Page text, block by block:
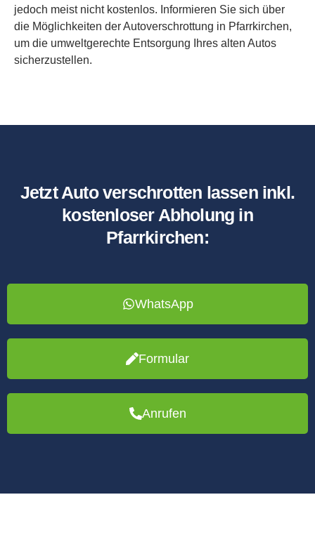
jedoch meist nicht kostenlos. Informieren Sie sich über
die Möglichkeiten der Autoverschrottung in Pfarrkirchen,
um die umweltgerechte Entsorgung Ihres alten Autos
sicherzustellen.
Jetzt Auto verschrotten lassen inkl.
kostenloser Abholung in
Pfarrkirchen:
WhatsApp
Formular
Anrufen